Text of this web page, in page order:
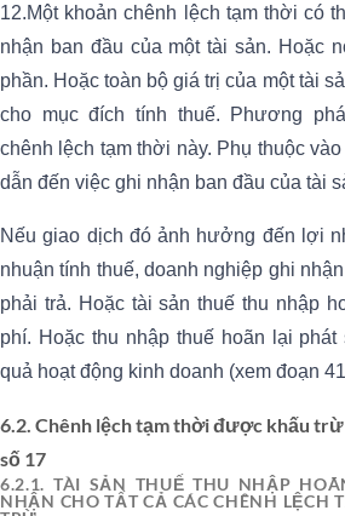
12.Một khoản chênh lệch tạm thời có
nhận ban đầu của một tài sản. Hoặc
phần. Hoặc toàn bộ giá trị của một tài
cho mục đích tính thuế. Phương
chênh lệch tạm thời này. Phụ thuộc
dẫn đến việc ghi nhận ban đầu của tài
Nếu giao dịch đó ảnh hưởng đến lợi
nhuận tính thuế, doanh nghiệp ghi
phải trả. Hoặc tài sản thuế thu nhập
phí. Hoặc thu nhập thuế hoãn lại
quả hoạt động kinh doanh (xem đoạn
6.2. Chênh lệch tạm thời được khấu
số 17
6.2.1. TÀI SẢN THUẾ THU NHẬP
NHẬN CHO TẤT CẢ CÁC CHÊNH LỆCH